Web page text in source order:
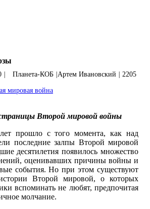
Планета-КОБ Артем Ивановский
2205
мировая война
Второй мировой войны
прошло с того момента, как над
последние залпы Второй мировой
десятилетия появилось множество
оценивавших причины войны и
события. Но при этом существуют
Второй мировой, о которых
вспоминать не любят, предпочитая
молчание.